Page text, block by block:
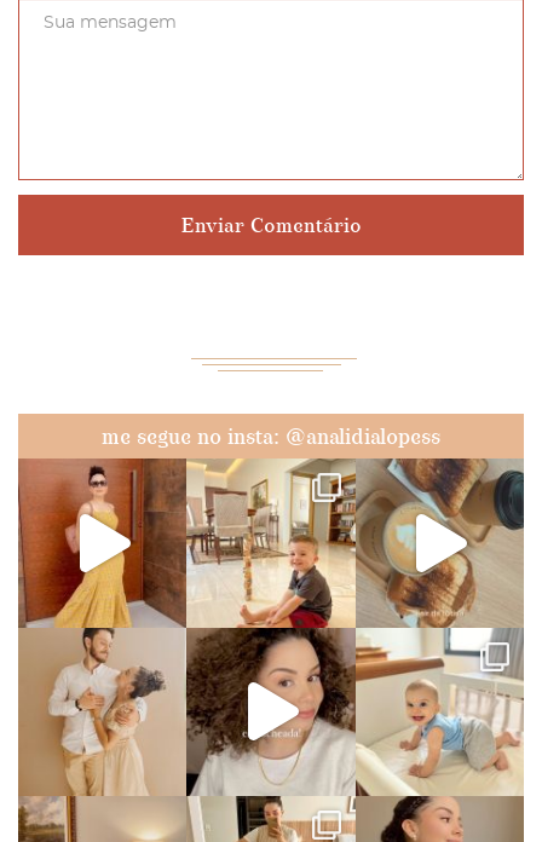
me segue no insta: @analidialopess